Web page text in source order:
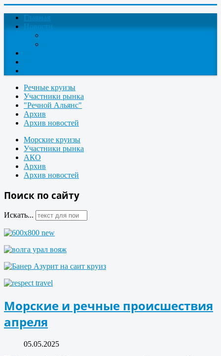
Главная
Новости
Речные круизы
Участники рынка
"Речной Альянс"
Архив
Архив новостей
Морские круизы
Участники рынка
АКО
Архив
Архив новостей
Поиск по сайту
Искать...
Морские и речные происшествия
апреля
05.05.2025